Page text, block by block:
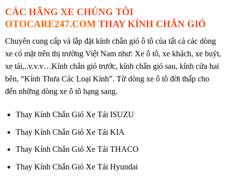
CÁC HÃNG XE CHÚNG TÔI
OTOCARE247.COM THAY KÍNH CHẮN GIÓ
Chuyên cung cấp và lắp đặt kính chắn gió ô tô của tất cả các dòng
xe có mặt trên thị trường Việt Nam như: Xe ô tô, xe khách, xe buýt,
xe tải,..v.v.v…Kính chắn gió trước, kính chắn gió sau, kính cửa hai
bên, “Kính Thưa Các Loại Kính”. Từ dòng xe ô tô đời thấp cho
đến những dòng xe ô tô hạng sang.
Thay Kính Chắn Gió Xe Tải ISUZU
Thay Kính Chắn Gió Xe Tải KIA
Thay Kính Chắn Gió Xe Tải THACO
Thay Kính Chắn Gió Xe Tải Hyundai